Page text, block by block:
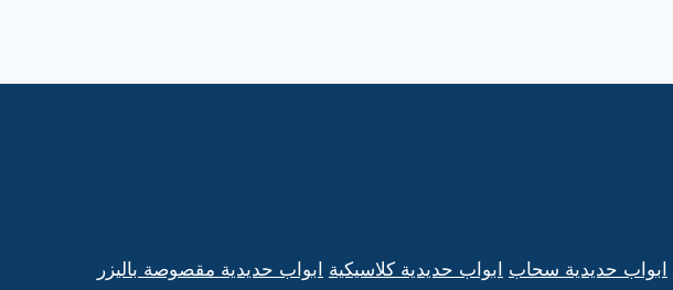
ابواب حديدية سحاب ابواب حديدية كلاسيكية ابواب حديدية مقصوصة باليزر